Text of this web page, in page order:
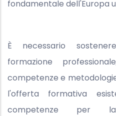
fondamentale dell'Europa
È necessario
formazione
competenze e
l'offerta formativa
competenze per